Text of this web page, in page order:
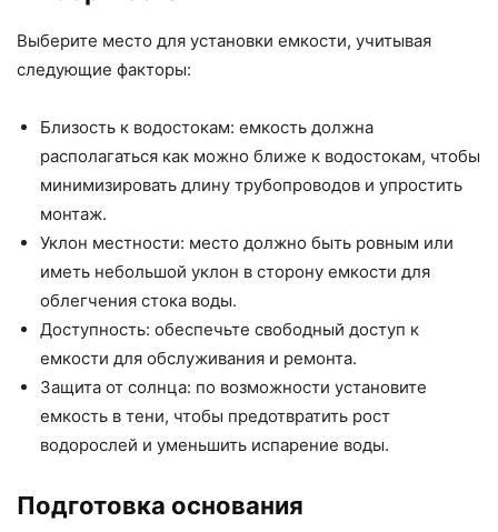
Выберите место для установки емкости, учитывая
следующие факторы:
Близость к водостокам: емкость должна
располагаться как можно ближе к водостокам, чтобы
минимизировать длину трубопроводов и упростить
монтаж.
Уклон местности: место должно быть ровным или
иметь небольшой уклон в сторону емкости для
облегчения стока воды.
Доступность: обеспечьте свободный доступ к
емкости для обслуживания и ремонта.
Защита от солнца: по возможности установите
емкость в тени, чтобы предотвратить рост
водорослей и уменьшить испарение воды.
Подготовка основания